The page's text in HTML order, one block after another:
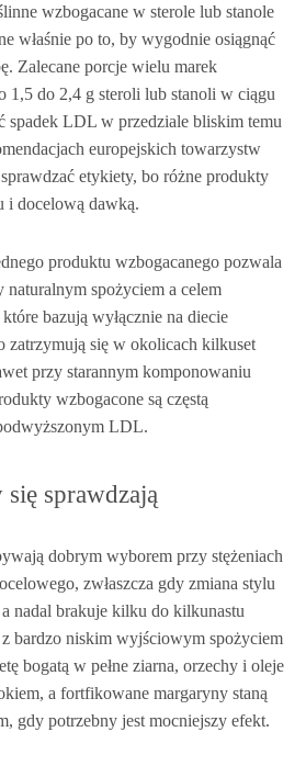
wzbogacane w sterole lub stanole
właśnie po to, by wygodnie osiągnąć
Zalecane porcje wielu marek
1,5 do 2,4 g steroli lub stanoli w ciągu
spadek LDL w przedziale bliskim temu
europejskich towarzystw
etykiety, bo różne produkty
i docelową dawką.
produktu wzbogacanego pozwala
naturalnym spożyciem a celem
bazują wyłącznie na diecie
zatrzymują się w okolicach kilkuset
przy starannym komponowaniu
wzbogacone są częstą
LDL.
sprawdzają
dobrym wyborem przy stężeniach
zwłaszcza gdy zmiana stylu
nadal brakuje kilku do kilkunastu
bardzo niskim wyjściowym spożyciem
bogatą w pełne ziarna, orzechy i oleje
a fortfikowane margaryny staną
gdy potrzebny jest mocniejszy efekt.